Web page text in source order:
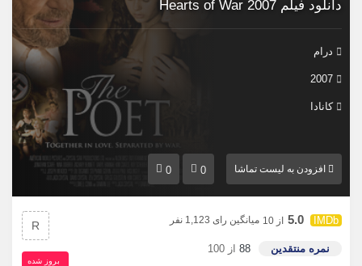
دانلود فیلم Hearts of War 2007
درام
2007
کانادا
افزودن به لیست تماشا 0
0
5.0 از 10 میانگین رای 1,123 نفر
نمره منتقدین 88 از 100
R
بروز‌ شده